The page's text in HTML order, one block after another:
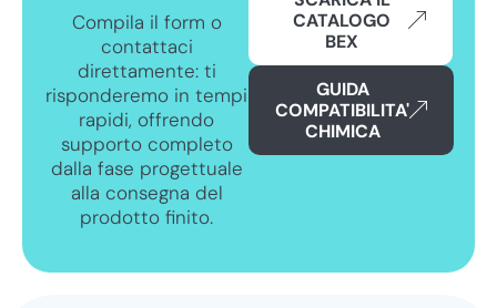
Compila il form o
contattaci
direttamente: ti
risponderemo in tempi
rapidi, offrendo
supporto completo
dalla fase progettuale
alla consegna del
prodotto finito.
CATALOGO
BEX
GUIDA
COMPATIBILITA'
CHIMICA